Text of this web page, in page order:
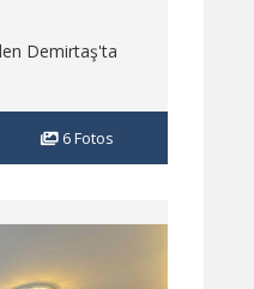
Demirtaş'ta
6Fotos